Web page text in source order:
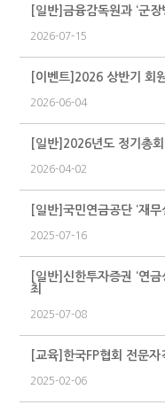
[일반]금융감독원과 ‘군
2026-07-15
[이벤트]2026 상반기 회
2026-06-04
[일반]2026년도 정기총
2026-04-02
[일반]국민연금공단 ‘재
2025-07-16
[일반]신한투자증권 ‘연
최
2025-07-08
[교육]한국FP협회 전문
2025-02-06